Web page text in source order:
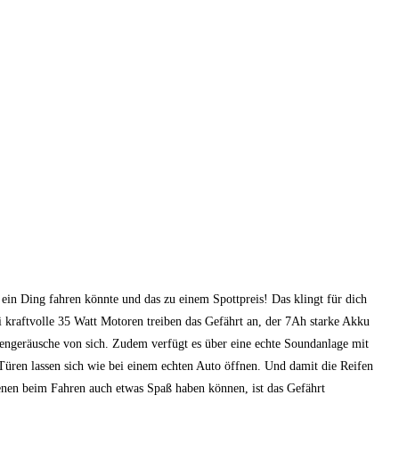
Ding fahren könnte und das zu einem Spottpreis! Das klingt für dich
35 Watt Motoren treiben das Gefährt an, der 7Ah starke Akku
von sich. Zudem verfügt es über eine echte Soundanlage mit
lassen sich wie bei einem echten Auto öffnen. Und damit die Reifen
beim Fahren auch etwas Spaß haben können, ist das Gefährt